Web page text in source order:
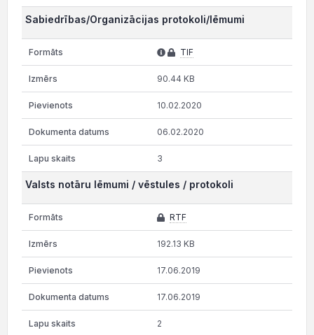
Sabiedrības/Organizācijas protokoli/lēmumi
TIF
90.44 KB
10.02.2020
06.02.2020
3
Valsts notāru lēmumi / vēstules / protokoli
RTF
192.13 KB
17.06.2019
17.06.2019
2